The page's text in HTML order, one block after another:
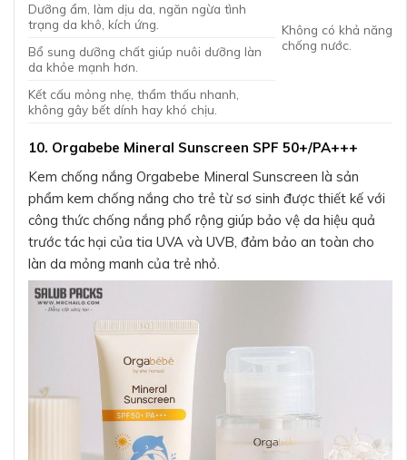
Không có khả năng
chống nước.
Dưỡng ẩm, làm dịu da, ngăn ngừa tình
trạng da khô, kích ứng.
Bổ sung dưỡng chất giúp nuôi dưỡng làn
da khỏe mạnh hơn.
Kết cấu mỏng nhẹ, thẩm thấu nhanh,
không gây bết dính hay khó chịu.
10. Orgabebe Mineral Sunscreen SPF 50+/PA+++
Kem chống nắng Orgabebe Mineral Sunscreen là sản
phẩm kem chống nắng cho trẻ từ sơ sinh được thiết kế với
công thức chống nắng phổ rộng giúp bảo vệ da hiệu quả
trước tác hại của tia UVA và UVB, đảm bảo an toàn cho
làn da mỏng manh của trẻ nhỏ.